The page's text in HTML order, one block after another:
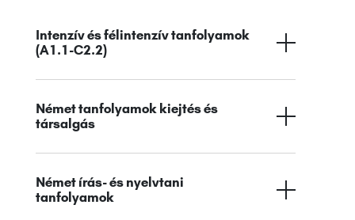
Intenzív és félintenzív tanfolyamok
(A1.1-C2.2)
Német tanfolyamok kiejtés és
társalgás
Német írás- és nyelvtani
tanfolyamok